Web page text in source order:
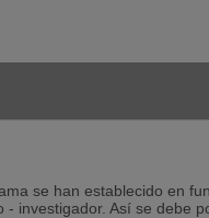
se han establecido en
investigador. Así se debe